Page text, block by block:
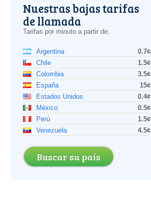
Nuestras bajas tarifas
de llamada
Tarifas por minuto a partir de:
Argentina
0.7¢
Chile
1.5¢
Colombia
3.5¢
España
15¢
Estados Unidos
0.4¢
México
0.5¢
Perú
1.5¢
Venezuela
4.5¢
Buscar su país